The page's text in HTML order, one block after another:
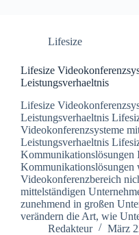
Lifesize
Lifesize
Leistungsverhaeltnis
Lifesize
Leistungsverhaeltnis
Videokonferenzsysteme
Leistungsverhaeltnis
Kommunikationslösungen
Kommunikationslösungen
Videokonferenzbereich
mittelständigen
zunehmend in großen
verändern die Art, wie
Redakteur
März